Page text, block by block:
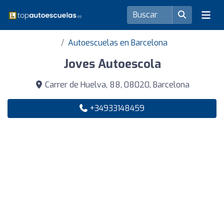
Autoescuelas en Barcelona
Joves Autoescola
Carrer de Huelva, 88, 08020, Barcelona
+34933148459